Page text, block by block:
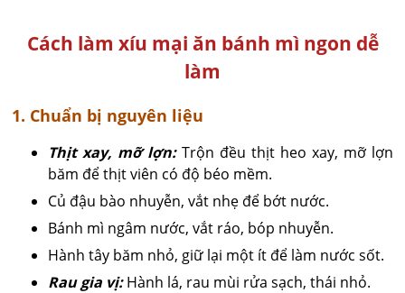
Cách làm xíu mại ăn bánh mì ngon dễ
làm
1. Chuẩn bị nguyên liệu
Thịt xay, mỡ lợn:Trộn đều thịt heo xay, mỡ lợn
băm để thịt viên có độ béo mềm.
Củ đậu bào nhuyễn, vắt nhẹ để bớt nước.
Bánh mì ngâm nước, vắt ráo, bóp nhuyễn.
Hành tây băm nhỏ, giữ lại một ít để làm nước sốt.
Rau gia vị:Hành lá, rau mùi rửa sạch, thái nhỏ.